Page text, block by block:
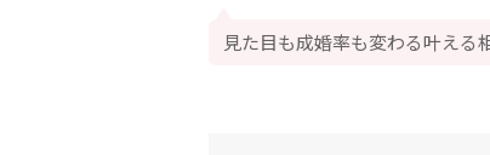
見た目も成婚率も変わる叶える